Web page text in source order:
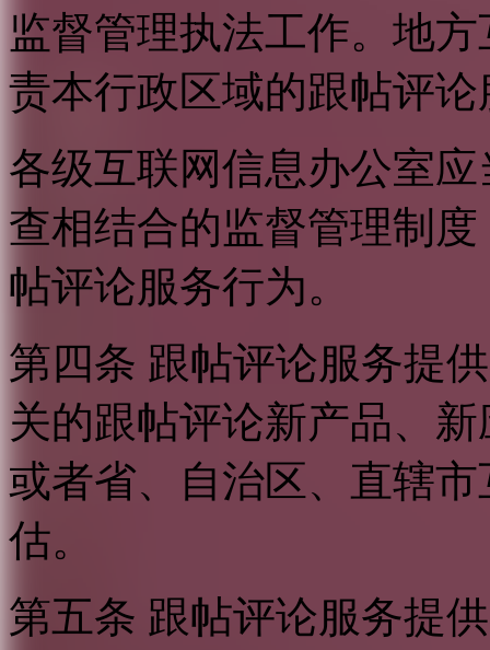
监督管理执法工作。地
责本行政区域的跟帖评
各级互联网信息办公室
查相结合的监督管理制
帖评论服务行为。
第四条 跟帖评论服务提
关的跟帖评论新产品、
或者省、自治区、直辖
估。
第五条 跟帖评论服务提